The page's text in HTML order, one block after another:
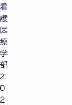
看
護
医
療
学
部
2
0
2